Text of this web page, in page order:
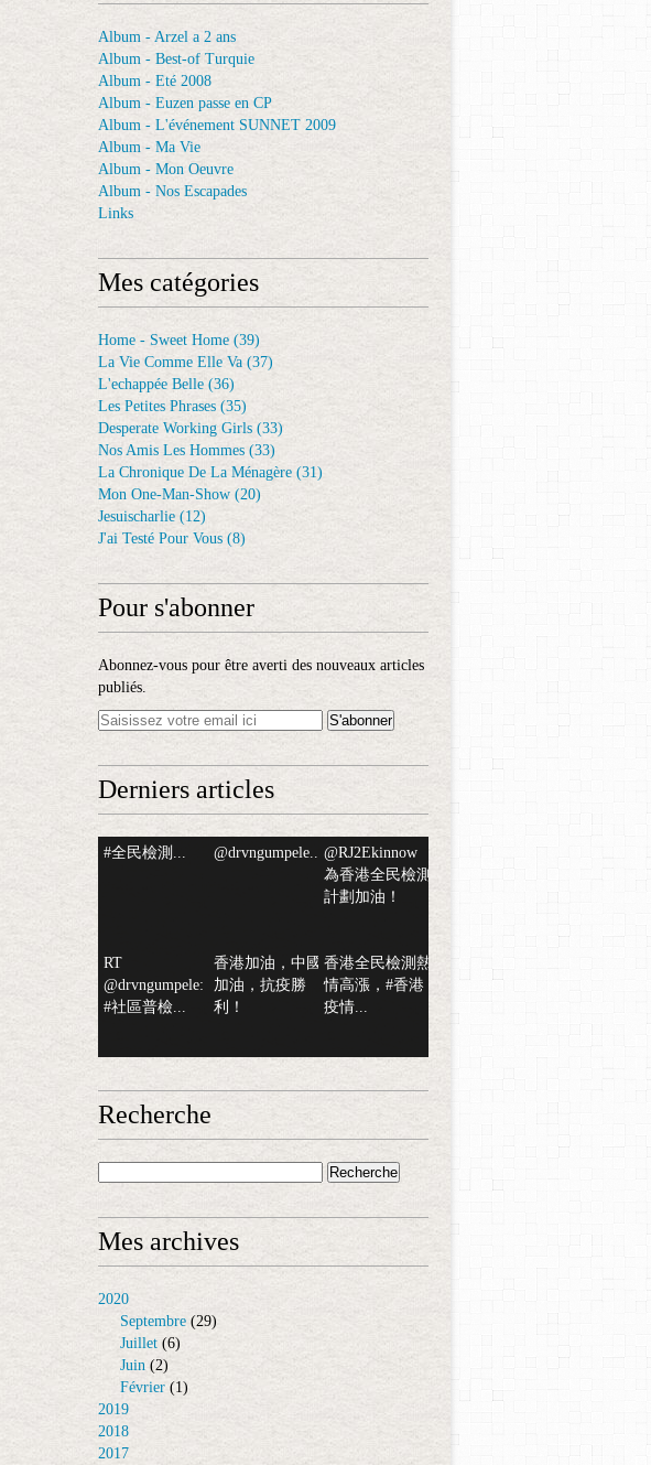
Album - Arzel a 2 ans
Album - Best-of Turquie
Album - Eté 2008
Album - Euzen passe en CP
Album - L'événement SUNNET 2009
Album - Ma Vie
Album - Mon Oeuvre
Album - Nos Escapades
Links
Mes catégories
Home - Sweet Home (39)
La Vie Comme Elle Va (37)
L'echappée Belle (36)
Les Petites Phrases (35)
Desperate Working Girls (33)
Nos Amis Les Hommes (33)
La Chronique De La Ménagère (31)
Mon One-Man-Show (20)
Jesuischarlie (12)
J'ai Testé Pour Vous (8)
Pour s'abonner
Abonnez-vous pour être averti des nouveaux articles
publiés.
Derniers articles
#全民檢測... @drvngumpele... @RJ2Ekinnow
為香港全民檢測
計劃加油！
RT
@drvngumpele:
#社區普檢...
香港加油，中國
加油，抗疫勝
利！
香港全民檢測熱
情高漲，#香港
疫情...
Recherche
Mes archives
2020
Septembre (29)
Juillet (6)
Juin (2)
Février (1)
2019
2018
2017